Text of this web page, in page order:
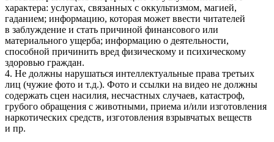
характера: услугах, связанных с оккультизмом, магией,
гаданием; информацию, которая может ввести читателей
в заблуждение и стать причиной финансового или
материального ущерба; информацию о деятельности,
способной причинить вред физическому и психическому
здоровью граждан.
4. Не должны нарушаться интеллектуальные права третьих
лиц (чужие фото и т.д.). Фото и ссылки на видео не должны
содержать сцен насилия, несчастных случаев, катастроф,
грубого обращения с животными, приема и/или изготовления
наркотических средств, изготовления взрывчатых веществ
и пр.